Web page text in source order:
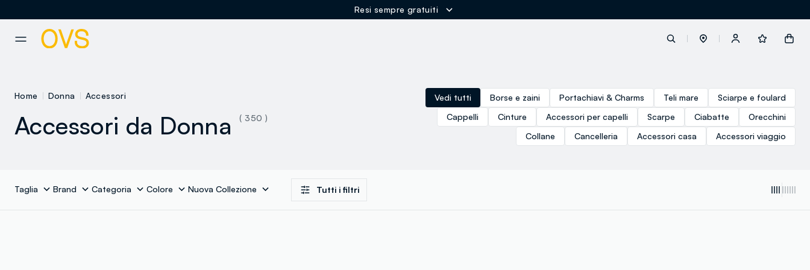
Resi sempre gratuiti
label.account.login
button.loginandregister
Home Donna Accessori
Accessori da Donna ( 350 )
Vedi tutti Borse e zaini Portachiavi & Charms Teli mare
Sciarpe e foulard
Cappelli
Cinture Accessori per capelli Scarpe Ciabatte
Orecchini
Collane
Cancelleria Accessori casa Accessori viaggio
Taglia Brand Categoria Colore Nuova Collezione Tutti i filtri